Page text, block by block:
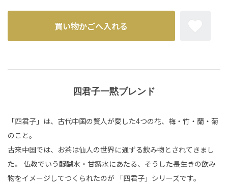
四君子一黙ブレンド
「四君子」は、古代中国の賢人が愛した4つの花、梅・竹・蘭・菊
のこと。
古来中国では、お茶は仙人の世界に通ずる飲み物とされてきまし
た。 仏教でいう醍醐水・甘露水にあたる、そうした長生きの飲み
物をイメージしてつくられたのが 「四君子」シリーズです。